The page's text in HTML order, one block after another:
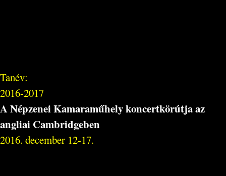
Tanév:
2016-2017
A Népzenei Kamaraműhely koncertkörútja az
angliai Cambridgeben
2016. december 12-17.